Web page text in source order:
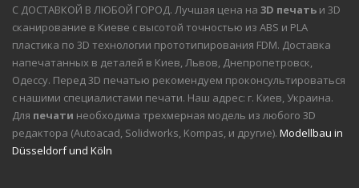
С ДОСТАВКОЙ В ЛЮБОЙ ГОРОД. Лучшая цена на 3D печать и 3D
сканирование в Киеве с высотой точностью из ABS и PLA
пластика по 3D технологии прототипирования FDM. Доставка
напечатанных в деталей в Киев, Львов, Днепропетровск,
Одессу. Перед 3D печатью рекомендуем проконсультироваться
с нашими специалистами печати. Наш адрес: г. Киев, Украина.
Для печати необходима трехмерная модель из любого 3D
редактора (Autoacad, Solidworks, Kompas, и другие). Modellbau in
Düsseldorf und Köln